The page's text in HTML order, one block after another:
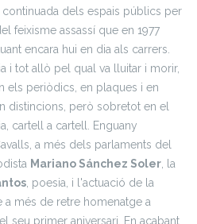
dels espais públics per
feixisme assassí que en 1977
encara hui en dia als carrers.
i tot allò pel qual va lluitar i morir,
els periòdics, en plaques i en
distincions, però sobretot en el
cartell a cartell. Enguany
a més dels parlaments del
Mariano Sánchez Soler , la
, poesia, i l'actuació de la
a més de retre homenatge a
seu primer aniversari. En acabant